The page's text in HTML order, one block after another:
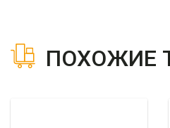
ПОХОЖИЕ